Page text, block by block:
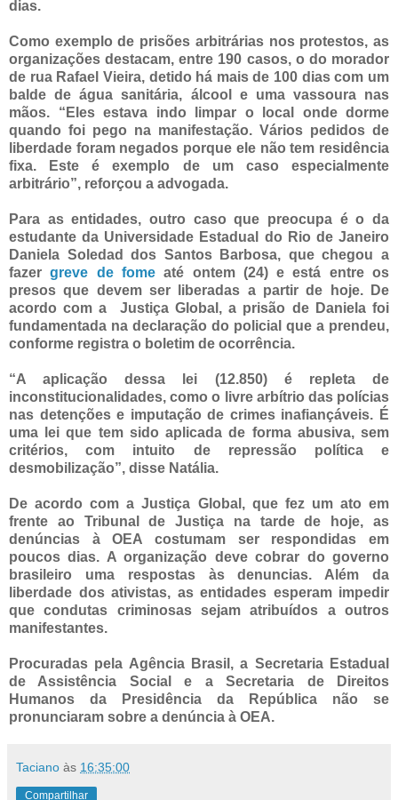
dias.
Como exemplo de prisões arbitrárias nos protestos, as
organizações destacam, entre 190 casos, o do morador
de rua Rafael Vieira, detido há mais de 100 dias com um
balde de água sanitária, álcool e uma vassoura nas
mãos. “Eles estava indo limpar o local onde dorme
quando foi pego na manifestação. Vários pedidos de
liberdade foram negados porque ele não tem residência
fixa. Este é exemplo de um caso especialmente
arbitrário”, reforçou a advogada.
Para as entidades, outro caso que preocupa é o da
estudante da Universidade Estadual do Rio de Janeiro
Daniela Soledad dos Santos Barbosa, que chegou a
fazergreve de fomeaté ontem (24) e está entre os
presos que devem ser liberadas a partir de hoje. De
acordo com a Justiça Global, a prisão de Daniela foi
fundamentada na declaração do policial que a prendeu,
conforme registra o boletim de ocorrência.
“A aplicação dessa lei (12.850) é repleta de
inconstitucionalidades, como o livre arbítrio das polícias
nas detenções e imputação de crimes inafiançáveis. É
uma lei que tem sido aplicada de forma abusiva, sem
critérios, com intuito de repressão política e
desmobilização”, disse Natália.
De acordo com a Justiça Global, que fez um ato em
frente ao Tribunal de Justiça na tarde de hoje, as
denúncias à OEA costumam ser respondidas em
poucos dias. A organização deve cobrar do governo
brasileiro uma respostas às denuncias. Além da
liberdade dos ativistas, as entidades esperam impedir
que condutas criminosas sejam atribuídos a outros
manifestantes.
Procuradas pela Agência Brasil , a Secretaria Estadual
de Assistência Social e a Secretaria de Direitos
Humanos da Presidência da República não se
pronunciaram sobre a denúncia à OEA.
Taciano às 16:35:00
Compartilhar